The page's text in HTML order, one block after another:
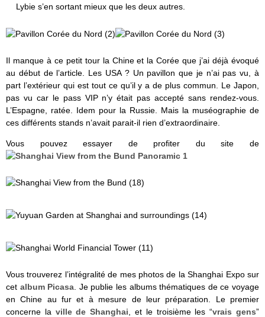
Lybie s’en sortant mieux que les deux autres.
Il manque à ce petit tour la Chine et la Corée que j’ai déjà évoqué
au début de l’article. Les USA ? Un pavillon que je n’ai pas vu, à
part l’extérieur qui est tout ce qu’il y a de plus commun. Le Japon,
pas vu car le pass VIP n’y était pas accepté sans rendez-vous.
L’Espagne, ratée. Idem pour la Russie. Mais la muséographie de
ces différents stands n’avait parait-il rien d’extraordinaire.
Vous pouvez essayer de profiter du site de
Vous trouverez l’intégralité de mes photos de la Shanghai Expo sur
cet album Picasa . Je publie les albums thématiques de ce voyage
en Chine au fur et à mesure de leur préparation. Le premier
concerne la ville de Shanghai , et le troisième les “vrais gens”